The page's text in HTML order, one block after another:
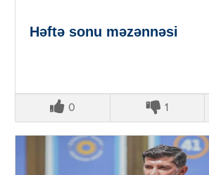
Həftə sonu məzənnəsi
0 1